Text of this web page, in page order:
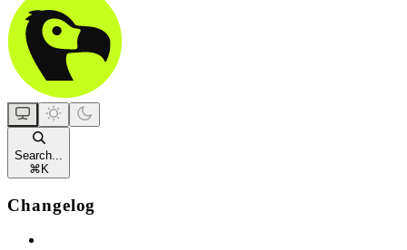
Search...
⌘ K
Changelog